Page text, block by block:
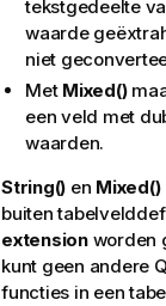
tekstgedeelte
waarde
niet
Met Mixed()
een veld met
waarden.
String() en Mixed()
buiten
extensionworden
kunt geen andere
functies in een